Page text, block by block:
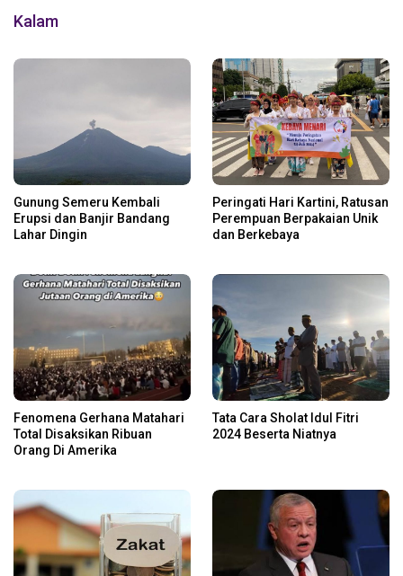
Kalam
Gunung Semeru Kembali
Erupsi dan Banjir Bandang
Lahar Dingin
Peringati Hari Kartini, Ratusan
Perempuan Berpakaian Unik
dan Berkebaya
Fenomena Gerhana Matahari
Total Disaksikan Ribuan
Orang Di Amerika
Tata Cara Sholat Idul Fitri
2024 Beserta Niatnya